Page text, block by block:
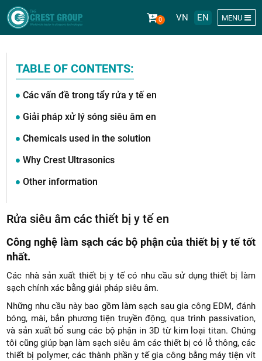
MENU
0 VN EN
243/9/
To Hien
Thanh,
Ward 13,
Rửa siêu âm các thiết bị y tế en
Công nghệ làm sạch các bộ phận của thiết bị y tế tốt
nhất.
Các nhà sản xuất thiết bị y tế có nhu cầu sử dụng thiết bị làm
sạch chính xác bằng giải pháp siêu âm.
Những nhu cầu này bao gồm làm sạch sau gia công EDM, đánh
bóng, mài, bắn phương tiện truyền động, qua trình passivation,
và sản xuất bổ sung các bộ phận in 3D từ kim loại titan. Chúng
tôi cũng giúp bạn làm sạch siêu âm các thiết bị có lỗ thông, các
thiết bị polymer, các thành phần y tế gia công bằng máy tiện vít
TABLE OF CONTENTS:
Các vấn đề trong tẩy rửa y tế en
Giải pháp xử lý sóng siêu âm en
Chemicals used in the solution
Why Crest Ultrasonics
Other information